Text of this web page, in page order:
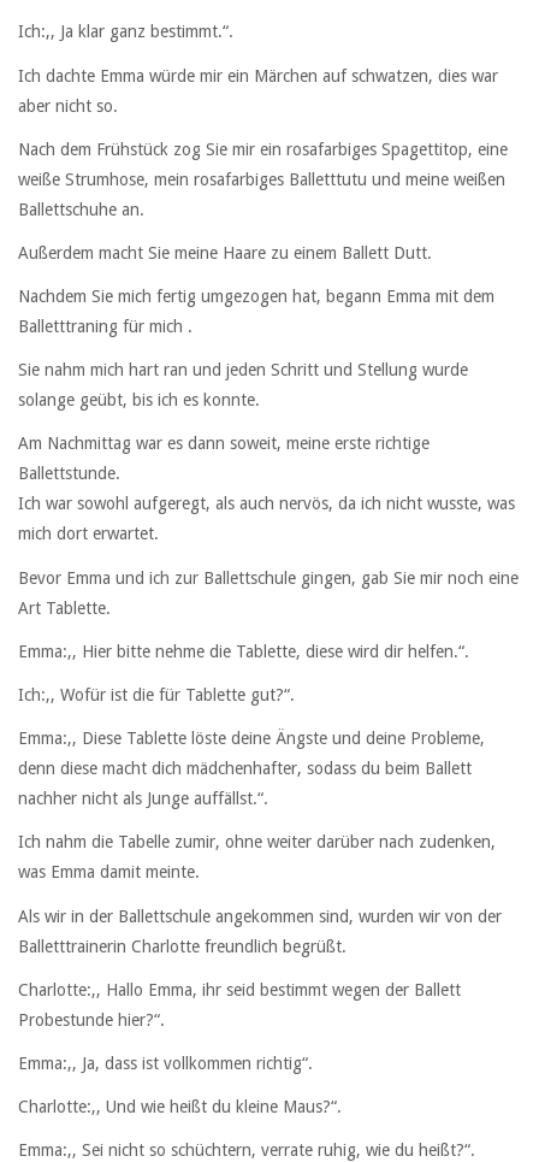
Ich:,, Ja klar ganz bestimmt.“.
Ich dachte Emma würde mir ein Märchen auf schwatzen, dies war
aber nicht so.
Nach dem Frühstück zog Sie mir ein rosafarbiges Spagettitop, eine
weiße Strumhose, mein rosafarbiges Balletttutu und meine weißen
Ballettschuhe an.
Außerdem macht Sie meine Haare zu einem Ballett Dutt.
Nachdem Sie mich fertig umgezogen hat, begann Emma mit dem
Balletttraning für mich .
Sie nahm mich hart ran und jeden Schritt und Stellung wurde
solange geübt, bis ich es konnte.
Am Nachmittag war es dann soweit, meine erste richtige
Ballettstunde.
Ich war sowohl aufgeregt, als auch nervös, da ich nicht wusste, was
mich dort erwartet.
Bevor Emma und ich zur Ballettschule gingen, gab Sie mir noch eine
Art Tablette.
Emma:,, Hier bitte nehme die Tablette, diese wird dir helfen.“.
Ich:,, Wofür ist die für Tablette gut?“.
Emma:,, Diese Tablette löste deine Ängste und deine Probleme,
denn diese macht dich mädchenhafter, sodass du beim Ballett
nachher nicht als Junge auffällst.“.
Ich nahm die Tabelle zumir, ohne weiter darüber nach zudenken,
was Emma damit meinte.
Als wir in der Ballettschule angekommen sind, wurden wir von der
Balletttrainerin Charlotte freundlich begrüßt.
Charlotte:,, Hallo Emma, ihr seid bestimmt wegen der Ballett
Probestunde hier?“.
Emma:,, Ja, dass ist vollkommen richtig“.
Charlotte:,, Und wie heißt du kleine Maus?“.
Emma:,, Sei nicht so schüchtern, verrate ruhig, wie du heißt?“.